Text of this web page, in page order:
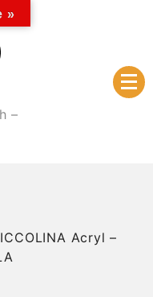
–
Acryl –
»